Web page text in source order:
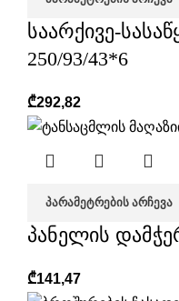
საარქივე-
250/93/43*6
₾292,82
ᲞᲐᲠᲐᲛᲔᲢᲠᲔᲑᲘᲡ ᲐᲠᲩᲔᲕᲐ
პანელის
₾141,47